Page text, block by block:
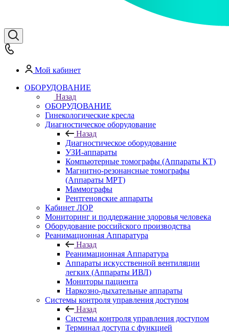
Мой кабинет
ОБОРУДОВАНИЕ
Назад
ОБОРУДОВАНИЕ
Гинекологические кресла
Диагностическое оборудование
Назад
Диагностическое оборудование
УЗИ-аппараты
Компьютерные томографы (Аппараты КТ)
Магнитно-резонансные томографы
(Аппараты МРТ)
Маммографы
Рентгеновские аппараты
Кабинет ЛОР
Мониторинг и поддержание здоровья человека
Оборудование российского производства
Реанимационная Аппаратура
Назад
Реанимационная Аппаратура
Аппараты искусственной вентиляции
легких (Аппараты ИВЛ)
Мониторы пациента
Наркозно-дыхательные аппараты
Системы контроля управления доступом
Назад
Системы контроля управления доступом
Терминал доступа с функцией